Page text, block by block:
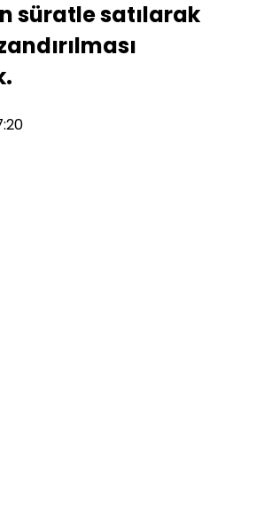
süratle satılarak